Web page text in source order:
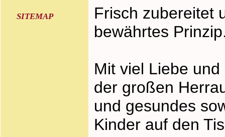
SITEMAP
Frisch zubereitet
bewährtes
Mit viel Liebe
der großen
und gesundes
Kinder auf den